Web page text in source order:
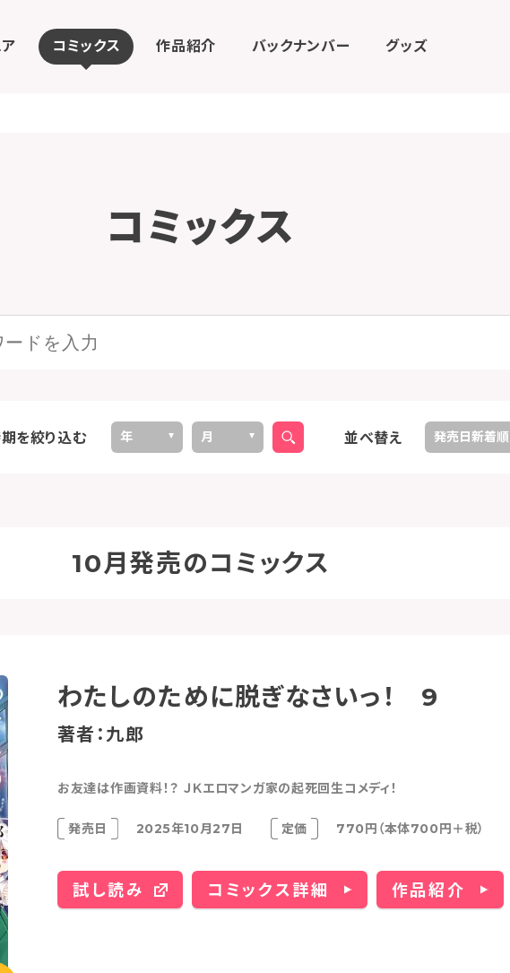
コミックス 作品紹介 バックナンバー グッズ
コミックス
を絞り込む
年
月
並べ替え
発売日新着順
10月発売のコミックス
わたしのために脱ぎなさいっ！ 9
著者：九郎
お友達は作画資料！？ ＪＫエロマンガ家の起死回生コメディ！
発売日 2025年10月27日 定価 770円（本体700円＋税）
試し読み コミックス詳細 作品紹介